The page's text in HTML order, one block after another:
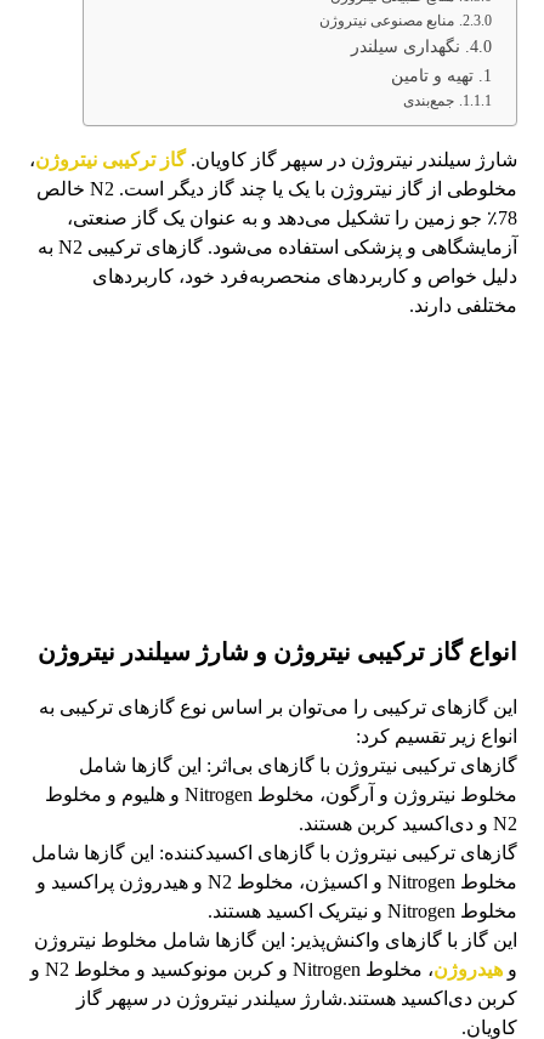
منابع مصنوعی نیتروژن
نگهداری سیلندر
تهیه و تامین
جمع‌بندی
شارژ سیلندر نیتروژن در سپهر گاز کاویان.گاز ترکیبی نیتروژن،
مخلوطی از گاز نیتروژن با یک یا چند گاز دیگر است. N2 خالص
78٪ جو زمین را تشکیل می‌دهد و به عنوان یک گاز صنعتی،
آزمایشگاهی و پزشکی استفاده می‌شود. گازهای ترکیبی N2 به
دلیل خواص و کاربردهای منحصربه‌فرد خود، کاربردهای
مختلفی دارند.
انواع گاز ترکیبی نیتروژن و شارژ سیلندر نیتروژن
این گازهای ترکیبی را می‌توان بر اساس نوع گازهای ترکیبی به
انواع زیر تقسیم کرد:
گازهای ترکیبی نیتروژن با گازهای بی‌اثر: این گازها شامل
مخلوط نیتروژن و آرگون، مخلوط Nitrogen و هلیوم و مخلوط
N2 و دی‌اکسید کربن هستند.
گازهای ترکیبی نیتروژن با گازهای اکسیدکننده: این گازها شامل
مخلوط Nitrogen و اکسیژن، مخلوط N2 و هیدروژن پراکسید و
مخلوط Nitrogen و نیتریک اکسید هستند.
این گاز با گازهای واکنش‌پذیر: این گازها شامل مخلوط نیتروژن
وهیدروژن
، مخلوط Nitrogen و کربن مونوکسید و مخلوط N2 و
کربن دی‌اکسید هستند.شارژ سیلندر نیتروژن در سپهر گاز
کاویان.